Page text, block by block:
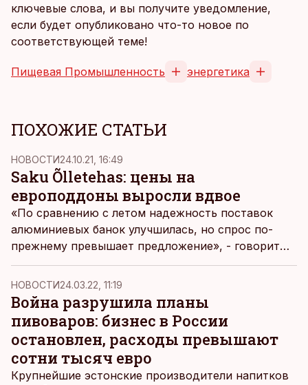
ключевые слова, и вы получите уведомление,
если будет опубликовано что-то новое по
соответствующей теме!
Пищевая Промышленность энергетика
ПОХОЖИЕ СТАТЬИ
НОВОСТИ24.10.21, 16:49
Saku Õlletehas: цены на
европоддоны выросли вдвое
«По сравнению с летом надежность поставок
алюминиевых банок улучшилась, но спрос по-
прежнему превышает предложение», - говорит
руководитель по производству Saku Õlletehas
Марите Метс. На производителя пива давит
также рост цен. Например, цена на европоддоны
выросла вдвое по сравнению с летом, пишет
Äripäev.
НОВОСТИ24.03.22, 11:19
Война разрушила планы
пивоваров: бизнес в России
остановлен, расходы превышают
сотни тысяч евро
Крупнейшие эстонские производители напитков